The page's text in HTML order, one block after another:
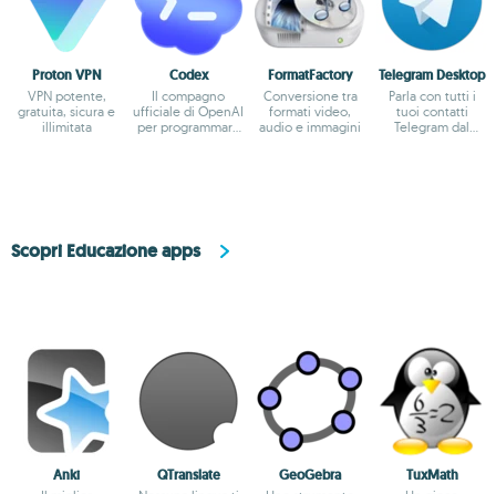
Proton VPN
VPN potente,
gratuita, sicura e
illimitata
Codex
Il compagno
ufficiale di OpenAI
per programmare
FormatFactory
Conversione tra
formati video,
audio e immagini
Telegram Desktop
Parla con tutti i
tuoi contatti
Telegram dal
Scopri Educazione apps
Anki QTranslate GeoGebra TuxMath